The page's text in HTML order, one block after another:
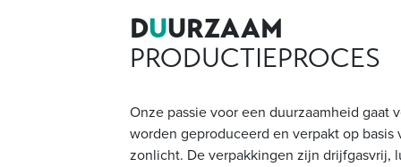
DUURZAAM
PRODUCTIEPROCES
Onze passie voor een duurzaamheid
worden geproduceerd en verpakt op
zonlicht. De verpakkingen zijn